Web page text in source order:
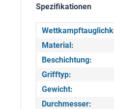
Spezifikationen
Material:
Beschichtung:
Grifftyp:
Gewicht:
Durchmesser: